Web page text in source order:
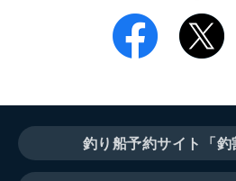
釣り船予約サイト「釣